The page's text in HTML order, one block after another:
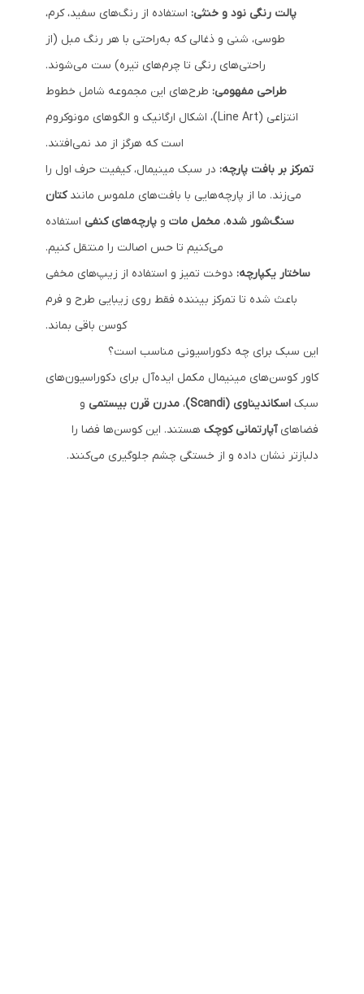
پالت رنگی نود و خنثی: استفاده از رنگ‌های سفید، کرم،
طوسی، شنی و ذغالی که به‌راحتی با هر رنگ مبل (از
راحتی‌های رنگی تا چرم‌های تیره) ست می‌شوند.
طراحی مفهومی: طرح‌های این مجموعه شامل خطوط
انتزاعی (Line Art)، اشکال ارگانیک و الگوهای مونوکروم
است که هرگز از مد نمی‌افتند.
تمرکز بر بافت پارچه: در سبک مینیمال، کیفیت حرف اول را
می‌زند. ما از پارچه‌هایی با بافت‌های ملموس مانندکتان
سنگ‌شور شده، مخمل مات و پارچه‌های کنفی استفاده
می‌کنیم تا حس اصالت را منتقل کنیم.
ساختار یکپارچه: دوخت تمیز و استفاده از زیپ‌های مخفی
باعث شده تا تمرکز بیننده فقط روی زیبایی طرح و فرم
کوسن باقی بماند.
این سبک برای چه دکوراسیونی مناسب است؟
کاور کوسن‌های مینیمال مکمل ایده‌آل برای دکوراسیون‌های
سبک اسکاندیناوی (Scandi) ، مدرن قرن بیستمی و
فضاهایآپارتمانی کوچک هستند. این کوسن‌ها فضا را
دلبازتر نشان داده و از خستگی چشم جلوگیری می‌کنند.